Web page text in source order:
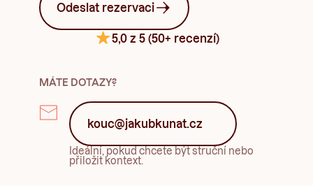
Odeslat rezervaci
5,0 z 5 (50+ recenzí)
MÁTE DOTAZY?
kouc@jakubkunat.cz
Ideální, pokud chcete být struční nebo
přiložit kontext.